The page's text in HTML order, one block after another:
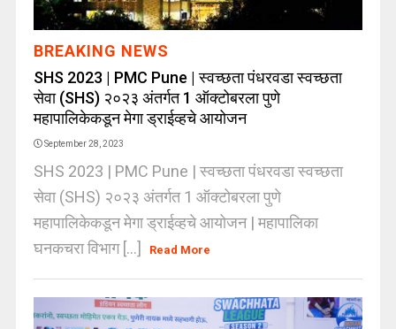
BREAKING NEWS
SHS 2023 | PMC Pune | स्वच्छता पंधरवडा स्वच्छता
सेवा (SHS) २०२३ अंतर्गत 1 ऑक्टोबरला पुणे
महापालिकेकडून मेगा ड्राईव्हचे आयोजन
September 28, 2023
SHS 2023 | PMC Pune | स्वच्छता पंधरवडा स्वच्छता
सेवा (SHS) २०२३ अंतर्गत 1 ऑक्टोबरला पुणे
महापालिकेकडून मेगा ड्राईव्हचे आयोजन | महापालिका
घनकचरा विभाग [...]
Read More